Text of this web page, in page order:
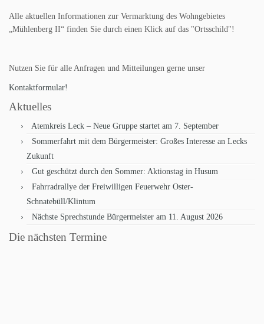
Alle aktuellen Informationen zur Vermarktung des Wohngebietes
„Mühlenberg II“ finden Sie durch einen Klick auf das "Ortsschild"!
Nutzen Sie für alle Anfragen und Mitteilungen gerne unser
Kontaktformular!
Aktuelles
Atemkreis Leck – Neue Gruppe startet am 7. September
Sommerfahrt mit dem Bürgermeister: Großes Interesse an Lecks
Zukunft
Gut geschützt durch den Sommer: Aktionstag in Husum
Fahrradrallye der Freiwilligen Feuerwehr Oster-
Schnatebüll/Klintum
Nächste Sprechstunde Bürgermeister am 11. August 2026
Die nächsten Termine